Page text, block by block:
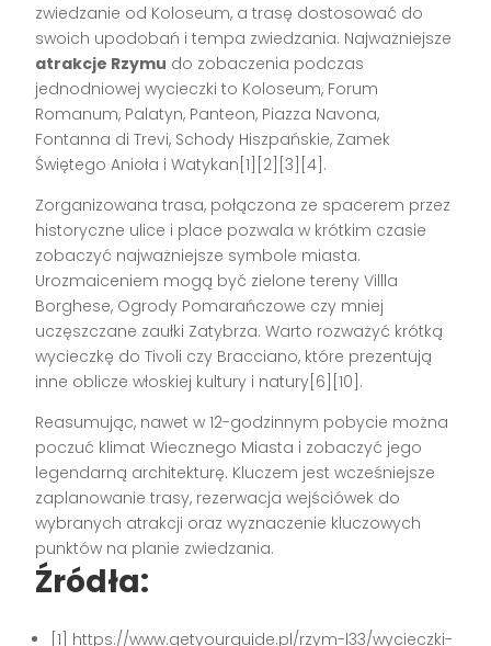
zwiedzanie od Koloseum, a trasę dostosować do
swoich upodobań i tempa zwiedzania. Najważniejsze
atrakcje Rzymu do zobaczenia podczas
jednodniowej wycieczki to Koloseum, Forum
Romanum, Palatyn, Panteon, Piazza Navona,
Fontanna di Trevi, Schody Hiszpańskie, Zamek
Świętego Anioła i Watykan[1][2][3][4].
Zorganizowana trasa, połączona ze spacerem przez
historyczne ulice i place pozwala w krótkim czasie
zobaczyć najważniejsze symbole miasta.
Urozmaiceniem mogą być zielone tereny Villla
Borghese, Ogrody Pomarańczowe czy mniej
uczęszczane zaułki Zatybrza. Warto rozważyć krótką
wycieczkę do Tivoli czy Bracciano, które prezentują
inne oblicze włoskiej kultury i natury[6][10].
Reasumując, nawet w 12-godzinnym pobycie można
poczuć klimat Wiecznego Miasta i zobaczyć jego
legendarną architekturę. Kluczem jest wcześniejsze
zaplanowanie trasy, rezerwacja wejściówek do
wybranych atrakcji oraz wyznaczenie kluczowych
punktów na planie zwiedzania.
Źródła:
[1] https://www.getyourguide.pl/rzym-l33/wycieczki-